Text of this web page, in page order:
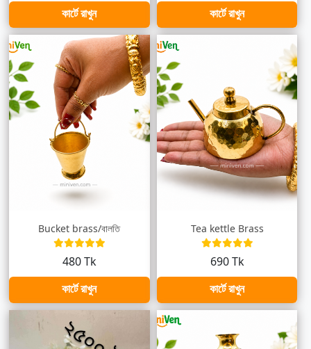
কার্টে রাখুন
কার্টে রাখুন
Bucket brass/বালতি
480 Tk
কার্টে রাখুন
Tea kettle Brass
690 Tk
কার্টে রাখুন